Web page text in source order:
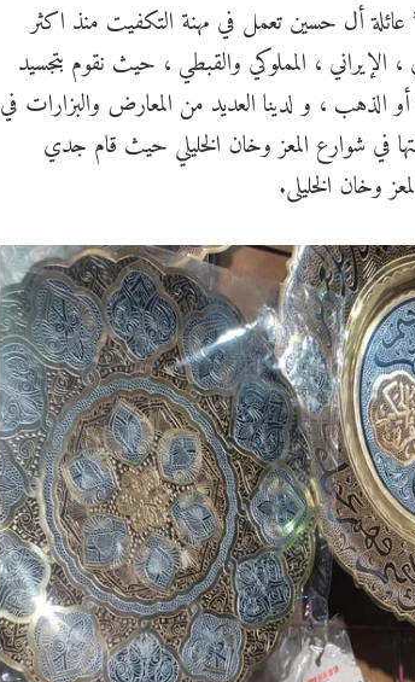
أل حسين تعمل في مهنة التكفيت منذ اكثر
، الإيراني ، المملوكي والقبطي ، حيث نقوم بتجسيد
، و لدينا العديد من المعارض والبزارات في
في شوارع المعز وخان الخليلي حيث قام جدي
وخان الخليلى.